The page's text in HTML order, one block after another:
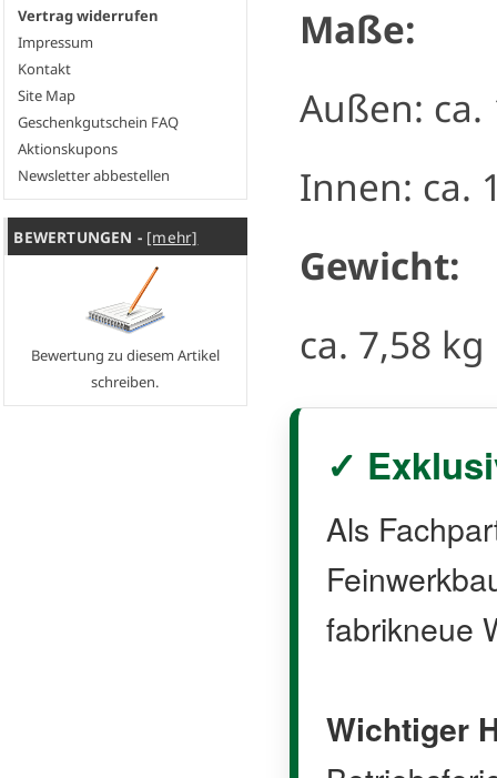
Vertrag widerrufen
Impressum
Kontakt
Site Map
Geschenkgutschein FAQ
Aktionskupons
Newsletter abbestellen
BEWERTUNGEN - [mehr]
Bewertung zu diesem Artikel
schreiben.
Maße:
Außen: ca.
Innen: ca.
Gewicht:
ca. 7,58 kg
✓
Als
fabrikneue
Wichtiger